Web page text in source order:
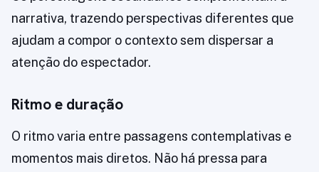
narrativa, trazendo perspectivas diferentes que
ajudam a compor o contexto sem dispersar a
atenção do espectador.
Ritmo e duração
O ritmo varia entre passagens contemplativas e
momentos mais diretos. Não há pressa para